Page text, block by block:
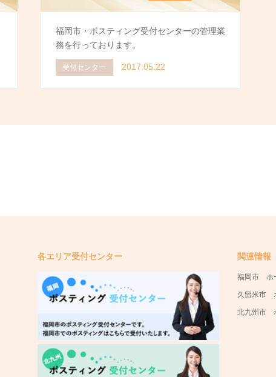
福岡市・ポスティング受付センターの管理業
務を行っております。
受付センター 2017.05.22
各エリア受付センター 関連情報
福岡市 ホ
久留米市
北九州市